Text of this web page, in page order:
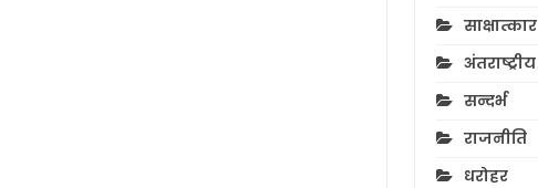
साक्षात्कार
अंतराष्ट्रीय
सन्दर्भ
राजनीति
धरोहर